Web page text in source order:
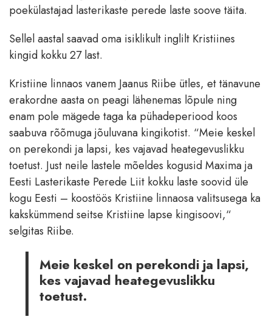
poekülastajad lasterikaste perede laste soove täita.
Sellel aastal saavad oma isiklikult inglilt Kristiines
kingid kokku 27 last.
Kristiine linnaos vanem Jaanus Riibe ütles, et tänavune
erakordne aasta on peagi lähenemas lõpule ning
enam pole mägede taga ka pühadeperiood koos
saabuva rõõmuga jõuluvana kingikotist. “Meie keskel
on perekondi ja lapsi, kes vajavad heategevuslikku
toetust. Just neile lastele mõeldes kogusid Maxima ja
Eesti Lasterikaste Perede Liit kokku laste soovid üle
kogu Eesti – koostöös Kristiine linnaosa valitsusega ka
kakskümmend seitse Kristiine lapse kingisoovi,“
selgitas Riibe.
Meie keskel on perekondi ja lapsi,
kes vajavad heategevuslikku
toetust.